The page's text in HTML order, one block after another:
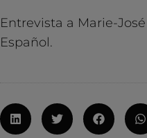
Entrevista a Marie-
Español.